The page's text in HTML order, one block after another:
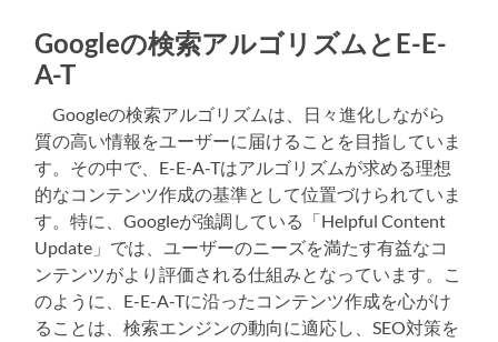
Googleの検索アルゴリズムとE-E-
A-T
Googleの検索アルゴリズムは、日々進化しながら
質の高い情報をユーザーに届けることを目指していま
す。その中で、E-E-A-Tはアルゴリズムが求める理想
的なコンテンツ作成の基準として位置づけられていま
す。特に、Googleが強調している「Helpful Content
Update」では、ユーザーのニーズを満たす有益なコ
ンテンツがより評価される仕組みとなっています。こ
のように、E-E-A-Tに沿ったコンテンツ作成を心がけ
ることは、検索エンジンの動向に適応し、SEO対策を